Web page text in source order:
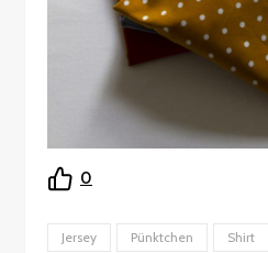
0
Jersey Pünktchen Shirt